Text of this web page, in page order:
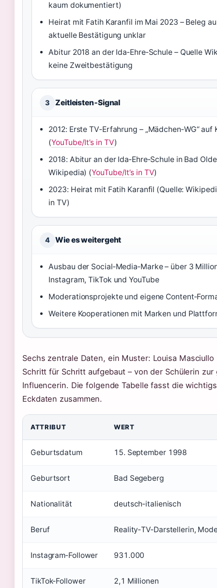
kaum dokumentiert)
Heirat mit Fatih Karanfil im Mai 2023 – Beleg
aktuelle Bestätigung unklar
Abitur 2018 an der Ida‑Ehre‑Schule – Quelle
keine Zweitbestätigung
3 Zeitleisten‑Signal
2012: Erste TV‑Erfahrung – „Mädchen‑WG“ auf
(YouTube/It’s in TV)
2018: Abitur an der Ida‑Ehre‑Schule in Bad
Wikipedia) (YouTube/It’s in TV)
2023: Heirat mit Fatih Karanfil (Quelle:
in TV)
4 Wie es weitergeht
Ausbau der Social‑Media‑Marke – über 3
Instagram, TikTok und YouTube
Moderationsprojekte und eigene
Weitere Kooperationen mit Marken und
Sechs zentrale Daten, ein Muster: Louisa
Schritt für Schritt aufgebaut – von der Schülerin
Influencerin. Die folgende Tabelle fasst die
Eckdaten zusammen.
ATTRIBUT WERT
Geburtsdatum 15. September 1998
Geburtsort Bad Segeberg
Nationalität deutsch‑italienisch
Beruf Reality‑TV‑Darstellerin,
Instagram‑Follower 931.000
TikTok‑Follower 2,1 Millionen